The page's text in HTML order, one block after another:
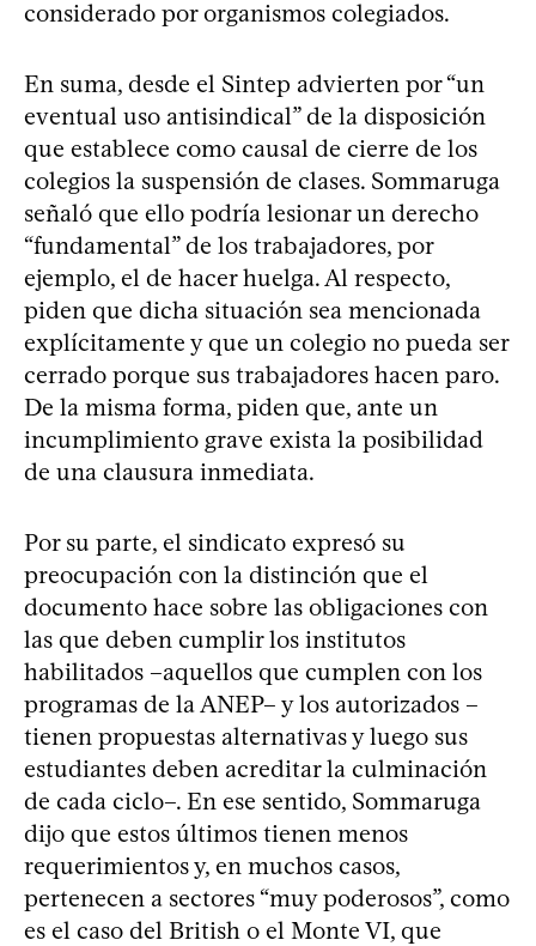
considerado por organismos colegiados.
En suma, desde el Sintep advierten por “un
eventual uso antisindical” de la disposición
que establece como causal de cierre de los
colegios la suspensión de clases. Sommaruga
señaló que ello podría lesionar un derecho
“fundamental” de los trabajadores, por
ejemplo, el de hacer huelga. Al respecto,
piden que dicha situación sea mencionada
explícitamente y que un colegio no pueda ser
cerrado porque sus trabajadores hacen paro.
De la misma forma, piden que, ante un
incumplimiento grave exista la posibilidad
de una clausura inmediata.
Por su parte, el sindicato expresó su
preocupación con la distinción que el
documento hace sobre las obligaciones con
las que deben cumplir los institutos
habilitados –aquellos que cumplen con los
programas de la ANEP– y los autorizados –
tienen propuestas alternativas y luego sus
estudiantes deben acreditar la culminación
de cada ciclo–. En ese sentido, Sommaruga
dijo que estos últimos tienen menos
requerimientos y, en muchos casos,
pertenecen a sectores “muy poderosos”, como
es el caso del British o el Monte VI, que